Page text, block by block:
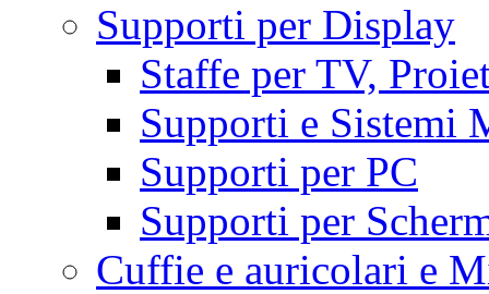
Supporti per Display
Staffe per TV,
Supporti e Sistemi
Supporti per PC
Supporti per
Cuffie e auricolari e